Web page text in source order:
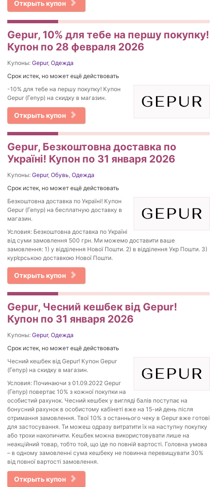
Открыть купон
Gepur, 10% для тебе на першу покупку!
Купон по 28 февраля 2026
Купоны: Gepur, Одежда
Срок истек, но может ещё действовать
-10% для тебе на першу покупку! Купон
Gepur (Гепур) на скидку в магазин.
Открыть купон
Gepur, Безкоштовна доставка по
Україні! Купон по 31 января 2026
Купоны: Gepur, Обувь, Одежда
Срок истек, но может ещё действовать
Безкоштовна доставка по Україні! Купон
Gepur (Гепур) на бесплатную доставку в
магазин.
Условия: Безкоштовна доставка по Україні
від суми замовлення 500 грн. Ми можемо доставити ваше
замовлення: 1) у відділення Нової Пошти. 2) в відділення Укр Пошти. 3)
кур’єрською доставкою Нової Пошти.
Открыть купон
Gepur, Чесний кешбек від Gepur!
Купон по 31 января 2026
Купоны: Gepur, Одежда
Срок истек, но может ещё действовать
Чесний кешбек від Gepur! Купон Gepur
(Гепур) на скидку в магазин.
Условия: Починаючи з 01.09.2022 Gepur
(Гепур) повертає 10% з кожної покупки на
особистий рахунок. Чесний кешбек у вигляді балів поступає на
бонусний рахунок в особистому кабінеті вже на 15-ий день після
отримання замовлення. Твої 10% з останнього чеку в Gepur вже готові
для застосування. Ти можеш одразу витратити їх на наступну покупку
або трохи накопичити. Кешбек можна використовувати лише на
неакційний товар, тобто той, що іде по повній вартості. Головна умова
– в одному замовленні сума кешбеку не повинна перевищувати 30%
від повної вартості замовлення.
Открыть купон